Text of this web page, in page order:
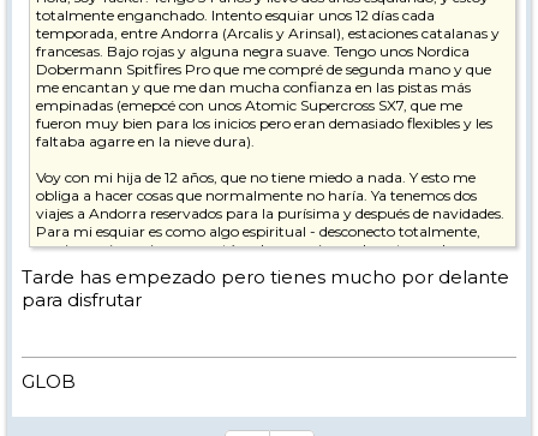
totalmente enganchado. Intento esquiar unos 12 días cada
temporada, entre Andorra (Arcalis y Arinsal), estaciones catalanas y
francesas. Bajo rojas y alguna negra suave. Tengo unos Nordica
Dobermann Spitfires Pro que me compré de segunda mano y que
me encantan y que me dan mucha confianza en las pistas más
empinadas (emepcé con unos Atomic Supercross SX7, que me
fueron muy bien para los inicios pero eran demasiado flexibles y les
faltaba agarre en la nieve dura).
Voy con mi hija de 12 años, que no tiene miedo a nada. Y esto me
obliga a hacer cosas que normalmente no haría. Ya tenemos dos
viajes a Andorra reservados para la purísima y después de navidades.
Para mi esquiar es como algo espiritual - desconecto totalmente,
respiro mejor, mi cuerpo está en harmonia con la natura y las
fuerzas de la física, los paisajes me tranquilizan, corro riesgos pero
me siento en control, una sensación de libertad total.
Yacker
Tarde has empezado pero tienes mucho por delante
para disfrutar
GLOB